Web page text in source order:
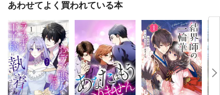
あわせてよく買われている本